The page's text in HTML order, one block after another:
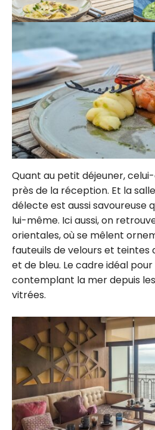
Quant au petit déjeuner,
près de la réception. Et la
délecte est aussi savoureuse
lui-même. Ici aussi, on
orientales, où se mêlent
fauteuils de velours et teintes
et de bleu. Le cadre idéal
contemplant la mer depuis
vitrées.